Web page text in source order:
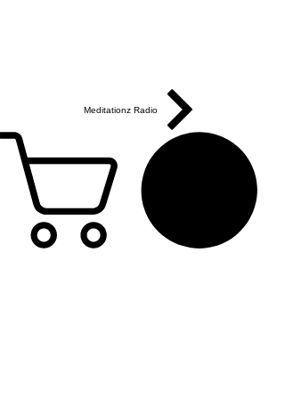
Meditationz Radio